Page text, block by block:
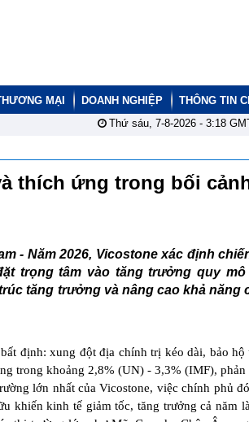
MẠI DOANH NGHIỆP THÔNG TIN
Thứ sáu, 7-8-2026 - 3:18
thích ứng trong bối
- Năm 2026, Vicostone xác định
trọng tâm vào tăng trưởng quy mô
tăng trưởng và nâng cao khả năng
định: xung đột địa chính trị kéo dài, bảo hộ
trong khoảng 2,8% (UN) - 3,3% (IMF), phản
lớn nhất của Vicostone, việc chính phủ
khiến kinh tế giảm tốc, tăng trưởng cả năm